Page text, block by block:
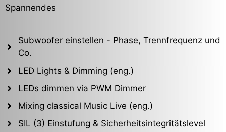
Spannendes
Subwoofer einstellen - Phase, Trennfrequenz und
Co.
LED Lights & Dimming (eng.)
LEDs dimmen via PWM Dimmer
Mixing classical Music Live (eng.)
SIL (3) Einstufung & Sicherheitsintegritätslevel